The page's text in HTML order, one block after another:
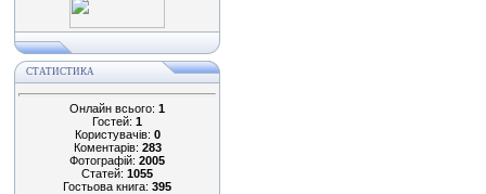
СТАТИСТИКА
Онлайн всього: 1
Гостей: 1
Користувачів: 0
Коментарів: 283
Фотографій: 2005
Статей: 1055
Гостьова книга: 395